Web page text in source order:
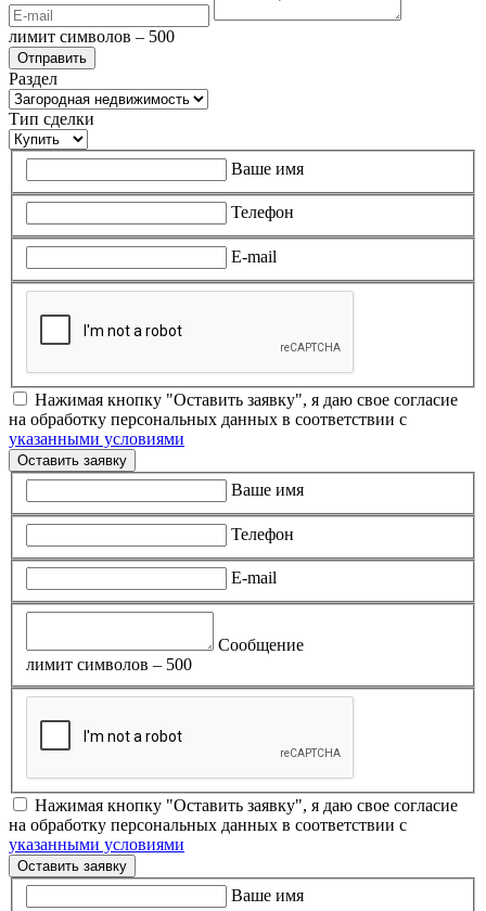
лимит символов – 500
Раздел
Тип сделки
Ваше имя
Телефон
E-mail
Нажимая кнопку "Оставить заявку", я даю свое согласие
на обработку персональных данных в соответствии с
указанными условиями
Оставить заявку
Ваше имя
Телефон
E-mail
Сообщение
лимит символов – 500
Нажимая кнопку "Оставить заявку", я даю свое согласие
на обработку персональных данных в соответствии с
указанными условиями
Оставить заявку
Ваше имя